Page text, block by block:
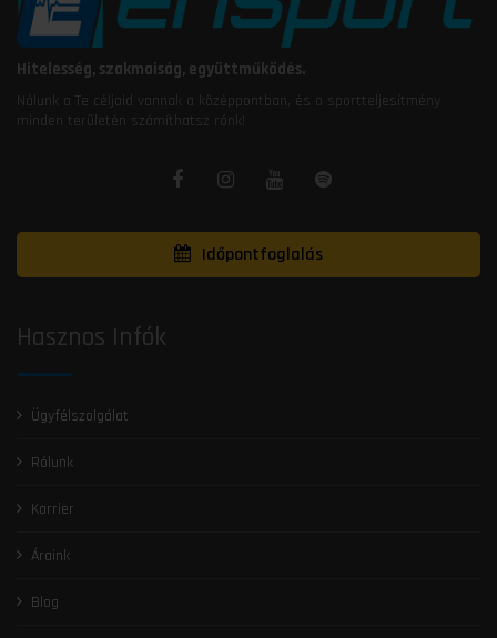
Hitelesség, szakmaiság, együttműködés.
Nálunk a Te céljaid vannak a középpontban, és a sportteljesítmény
minden területén számíthatsz ránk!
Időpontfoglalás
Hasznos Infók
Ügyfélszolgálat
Rólunk
Karrier
Áraink
Blog